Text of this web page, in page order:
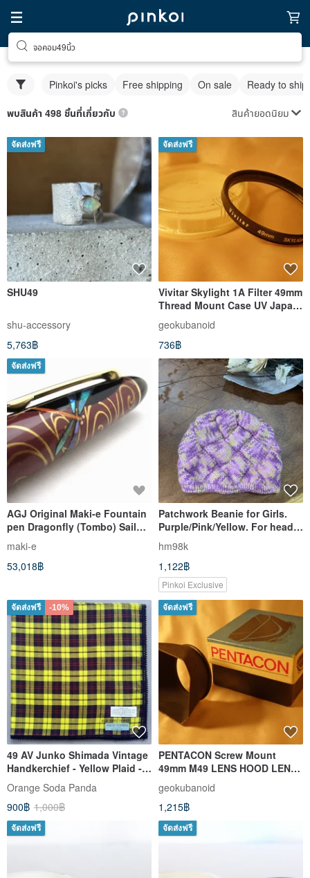
จอคอม49นิ้ว
Pinkoi's picks Free shipping On sale Ready to ship
พบสินค้า 498 ชิ้นที่เกี่ยวกับ สินค้ายอดนิยม
จัดส่งฟรี
SHU49
shu-accessory
5,763฿
จัดส่งฟรี
Vivitar Skylight 1A Filter 49mm
Thread Mount Case UV Japan
f Jupiter Helios Lens
geokubanoid
736฿
จัดส่งฟรี
AGJ Original Maki-e Fountain
pen Dragonfly (Tombo) Sailor
#49
maki-e
53,018฿
Patchwork Beanie for Girls.
Purple/Pink/Yellow. For head
circumference 49-52 cm.
hm98k
1,122฿
Pinkoi Exclusive
จัดส่งฟรี -10%
49 AV Junko Shimada Vintage
Handkerchief - Yellow Plaid -
17.5 x 17.5 inches
Orange​ Soda​ Panda
900฿ 1,000฿
จัดส่งฟรี
PENTACON Screw Mount
49mm M49 LENS HOOD LENS
SHADE f Biotar Helios-44
Jupiter-9
geokubanoid
1,215฿
จัดส่งฟรี จัดส่งฟรี